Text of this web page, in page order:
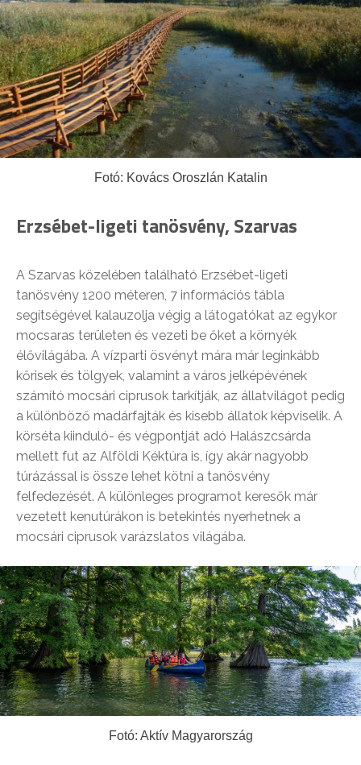
Fotó: Kovács Oroszlán Katalin
Erzsébet-ligeti tanösvény, Szarvas
A Szarvas közelében található Erzsébet-ligeti
tanösvény 1200 méteren, 7 információs tábla
segítségével kalauzolja végig a látogatókat az egykor
mocsaras területen és vezeti be őket a környék
élővilágába. A vízparti ösvényt mára már leginkább
kőrisek és tölgyek, valamint a város jelképévének
számító mocsári ciprusok tarkítják, az állatvilágot pedig
a különböző madárfajták és kisebb állatok képviselik. A
körséta kiinduló- és végpontját adó Halászcsárda
mellett fut az Alföldi Kéktúra is, így akár nagyobb
túrázással is össze lehet kötni a tanösvény
felfedezését. A különleges programot keresők már
vezetett kenutúrákon is betekintés nyerhetnek a
mocsári ciprusok varázslatos világába.
Fotó: Aktív Magyarország